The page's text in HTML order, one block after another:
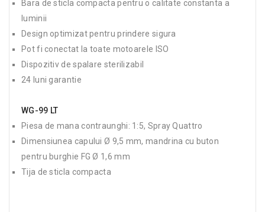
Bara de sticla compacta pentru o calitate constanta a
luminii
Design optimizat pentru prindere sigura
Pot fi conectat la toate motoarele ISO
Dispozitiv de spalare sterilizabil
24 luni garantie
WG-99 LT
Piesa de mana contraunghi: 1:5, Spray Quattro
Dimensiunea capului Ø 9,5 mm, mandrina cu buton
pentru burghie FG Ø 1,6 mm
Tija de sticla compacta